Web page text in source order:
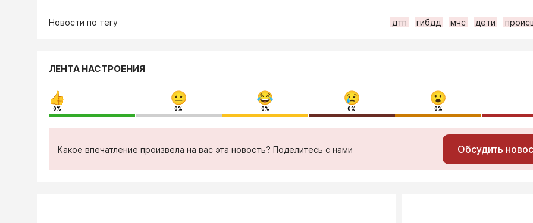
Новости по тегу дтп гибдд мчс дети
ЛЕНТА НАСТРОЕНИЯ
0% 0% 0% 0% 0%
Какое впечатление произвела на вас эта новость? Поделитесь с нами Обсудить